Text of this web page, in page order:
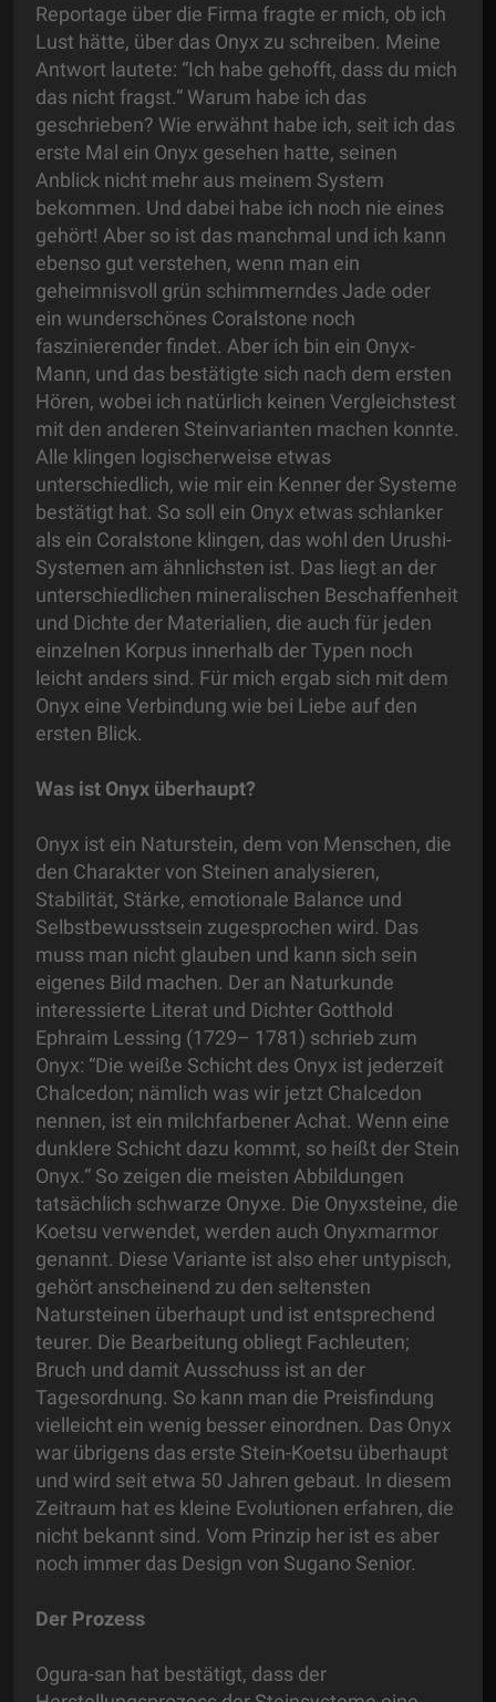
Reportage über die Firma fragte er mich, ob ich
Lust hätte, über das Onyx zu schreiben. Meine
Antwort lautete: “Ich habe gehofft, dass du mich
das nicht fragst.“ Warum habe ich das
geschrieben? Wie erwähnt habe ich, seit ich das
erste Mal ein Onyx gesehen hatte, seinen
Anblick nicht mehr aus meinem System
bekommen. Und dabei habe ich noch nie eines
gehört! Aber so ist das manchmal und ich kann
ebenso gut verstehen, wenn man ein
geheimnisvoll grün schimmerndes Jade oder
ein wunderschönes Coralstone noch
faszinierender findet. Aber ich bin ein Onyx-
Mann, und das bestätigte sich nach dem ersten
Hören, wobei ich natürlich keinen Vergleichstest
mit den anderen Steinvarianten machen konnte.
Alle klingen logischerweise etwas
unterschiedlich, wie mir ein Kenner der Systeme
bestätigt hat. So soll ein Onyx etwas schlanker
als ein Coralstone klingen, das wohl den Urushi-
Systemen am ähnlichsten ist. Das liegt an der
unterschiedlichen mineralischen Beschaffenheit
und Dichte der Materialien, die auch für jeden
einzelnen Korpus innerhalb der Typen noch
leicht anders sind. Für mich ergab sich mit dem
Onyx eine Verbindung wie bei Liebe auf den
ersten Blick.
Was ist Onyx überhaupt?
Onyx ist ein Naturstein, dem von Menschen, die
den Charakter von Steinen analysieren,
Stabilität, Stärke, emotionale Balance und
Selbstbewusstsein zugesprochen wird. Das
muss man nicht glauben und kann sich sein
eigenes Bild machen. Der an Naturkunde
interessierte Literat und Dichter Gotthold
Ephraim Lessing (1729– 1781) schrieb zum
Onyx: “Die weiße Schicht des Onyx ist jederzeit
Chalcedon; nämlich was wir jetzt Chalcedon
nennen, ist ein milchfarbener Achat. Wenn eine
dunklere Schicht dazu kommt, so heißt der Stein
Onyx.“ So zeigen die meisten Abbildungen
tatsächlich schwarze Onyxe. Die Onyxsteine, die
Koetsu verwendet, werden auch Onyxmarmor
genannt. Diese Variante ist also eher untypisch,
gehört anscheinend zu den seltensten
Natursteinen überhaupt und ist entsprechend
teurer. Die Bearbeitung obliegt Fachleuten;
Bruch und damit Ausschuss ist an der
Tagesordnung. So kann man die Preisfindung
vielleicht ein wenig besser einordnen. Das Onyx
war übrigens das erste Stein-Koetsu überhaupt
und wird seit etwa 50 Jahren gebaut. In diesem
Zeitraum hat es kleine Evolutionen erfahren, die
nicht bekannt sind. Vom Prinzip her ist es aber
noch immer das Design von Sugano Senior.
Der Prozess
Ogura-san hat bestätigt, dass der